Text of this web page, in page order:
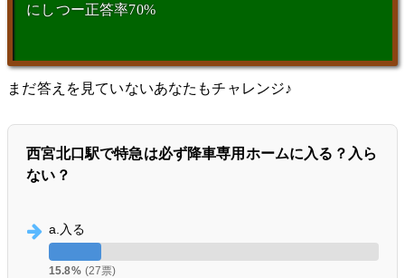
にしつー正答率70%
まだ答えを見ていないあなたもチャレンジ♪
西宮北口駅で特急は必ず降車専用ホームに入る？入ら
ない？
a.入る
15.8% (27票)